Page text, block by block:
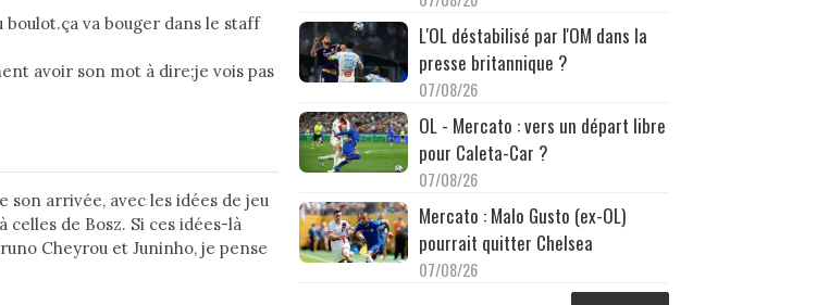
va bouger dans le staff
avoir son mot à dire;je vois pas
son arrivée, avec les idées de jeu
de Bosz. Si ces idées-là
Cheyrou et Juninho, je pense
L'OL déstabilisé par l'OM dans la
presse britannique ?
07/08/26
OL - Mercato : vers un départ libre
pour Caleta-Car ?
07/08/26
Mercato : Malo Gusto (ex-OL)
pourrait quitter Chelsea
07/08/26